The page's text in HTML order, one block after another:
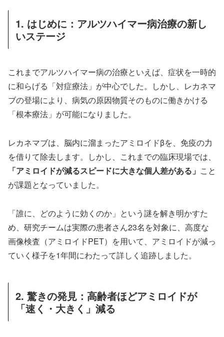
1. はじめに：アルツハイマー病治療の新し
いステージ
これまでアルツハイマー病の治療といえば、症状を一時的
に和らげる「対症療法」が中心でした。しかし、レカネマ
ブの登場により、病気の原因物質そのものに働きかける
「根本療法」が可能になりました。
レカネマブは、脳内に溜まったアミロイドβを、免疫の力
を借りて除去します。しかし、これまでの臨床現場では、
「アミロイドが減るスピードに大きな個人差がある」 こと
が課題となっていました。
「誰に、どのように効くのか」という謎を解き明かすた
め、研究チームは実際の患者さん23名を対象に、高度な
画像検査（アミロイドPET）を用いて、アミロイドが減っ
ていく様子を1年間にわたって詳しく追跡しました。
2. 驚きの発見：高齢者ほどアミロイドが
「速く・大きく」減る